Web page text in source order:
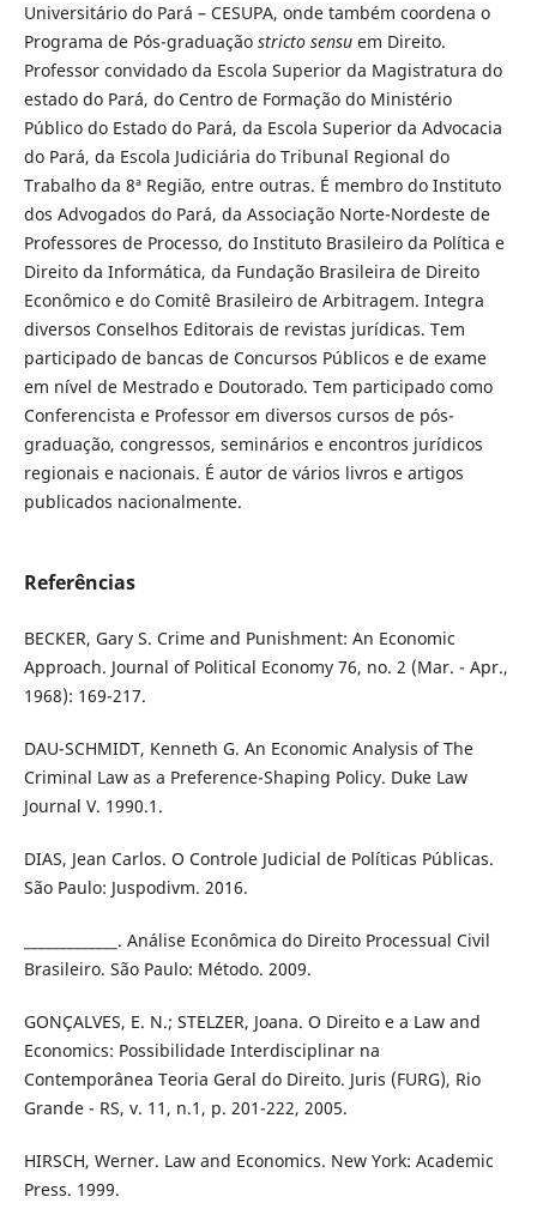
Universitário do Pará – CESUPA, onde também coordena o
Programa de Pós-graduação stricto sensuem Direito.
Professor convidado da Escola Superior da Magistratura do
estado do Pará, do Centro de Formação do Ministério
Público do Estado do Pará, da Escola Superior da Advocacia
do Pará, da Escola Judiciária do Tribunal Regional do
Trabalho da 8ª Região, entre outras. É membro do Instituto
dos Advogados do Pará, da Associação Norte-Nordeste de
Professores de Processo, do Instituto Brasileiro da Política e
Direito da Informática, da Fundação Brasileira de Direito
Econômico e do Comitê Brasileiro de Arbitragem. Integra
diversos Conselhos Editorais de revistas jurídicas. Tem
participado de bancas de Concursos Públicos e de exame
em nível de Mestrado e Doutorado. Tem participado como
Conferencista e Professor em diversos cursos de pós-
graduação, congressos, seminários e encontros jurídicos
regionais e nacionais. É autor de vários livros e artigos
publicados nacionalmente.
Referências
BECKER, Gary S. Crime and Punishment: An Economic
Approach. Journal of Political Economy 76, no. 2 (Mar. - Apr.,
1968): 169-217.
DAU-SCHMIDT, Kenneth G. An Economic Analysis of The
Criminal Law as a Preference-Shaping Policy. Duke Law
Journal V. 1990.1.
DIAS, Jean Carlos. O Controle Judicial de Políticas Públicas.
São Paulo: Juspodivm. 2016.
_____________. Análise Econômica do Direito Processual Civil
Brasileiro. São Paulo: Método. 2009.
GONÇALVES, E. N.; STELZER, Joana. O Direito e a Law and
Economics: Possibilidade Interdisciplinar na
Contemporânea Teoria Geral do Direito. Juris (FURG), Rio
Grande - RS, v. 11, n.1, p. 201-222, 2005.
HIRSCH, Werner. Law and Economics. New York: Academic
Press. 1999.